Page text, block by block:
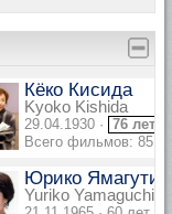
Кёко Кисида
Kyoko Kishida
29.04.1930 · 76 лет
Всего фильмов: 85
Юрико Ямагути
Yuriko Yamaguchi